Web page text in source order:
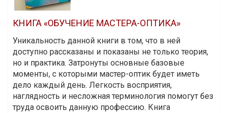
КНИГА «ОБУЧЕНИЕ МАСТЕРА-ОПТИКА»
Уникальность данной книги в том, что в ней
доступно рассказаны и показаны не только теория,
но и практика. Затронуты основные базовые
моменты, с которыми мастер-оптик будет иметь
дело каждый день. Легкость восприятия,
наглядность и несложная терминология помогут без
труда освоить данную профессию. Книга